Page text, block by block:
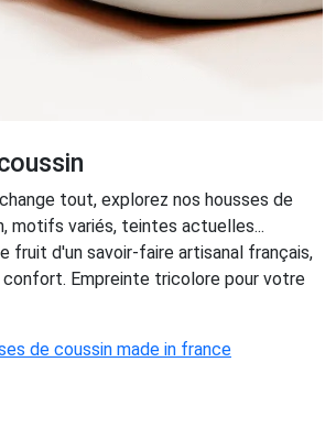
tout, explorez nos housses de
motifs variés, teintes actuelles...
fruit d'un savoir-faire artisanal français,
Empreinte tricolore pour votre
de coussin made in france